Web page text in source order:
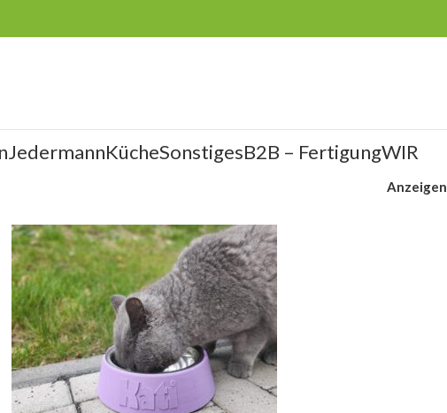
JedermannKücheSonstigesB2B – FertigungWIR
Anzeigen